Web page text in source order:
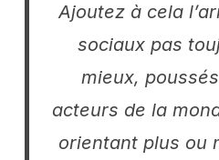
Ajoutez à cela
sociaux pas
mieux,
acteurs de la
orientant plus ou